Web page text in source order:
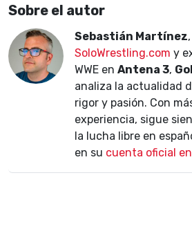
Sobre el autor
Sebastián Martínez
SoloWrestling.com y
WWE en Antena 3,
analiza la actualidad
rigor y pasión. Con
experiencia, sigue
la lucha libre en
en su cuenta oficial